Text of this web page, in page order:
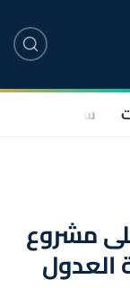
سياسة
مشروع
العدول